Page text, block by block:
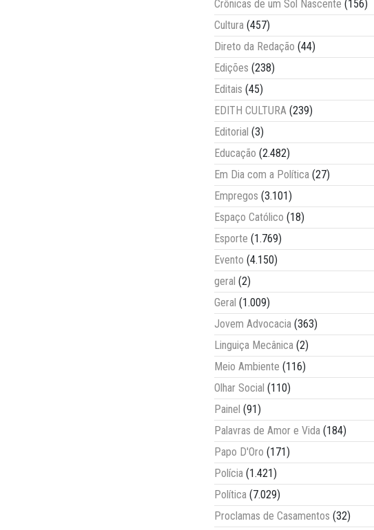
Crônicas de um Sol Nascente (156)
Cultura (457)
Direto da Redação (44)
Edições (238)
Editais (45)
EDITH CULTURA (239)
Editorial (3)
Educação (2.482)
Em Dia com a Política (27)
Empregos (3.101)
Espaço Católico (18)
Esporte (1.769)
Evento (4.150)
geral (2)
Geral (1.009)
Jovem Advocacia (363)
Linguiça Mecânica (2)
Meio Ambiente (116)
Olhar Social (110)
Painel (91)
Palavras de Amor e Vida (184)
Papo D'Oro (171)
Polícia (1.421)
Política (7.029)
Proclamas de Casamentos (32)